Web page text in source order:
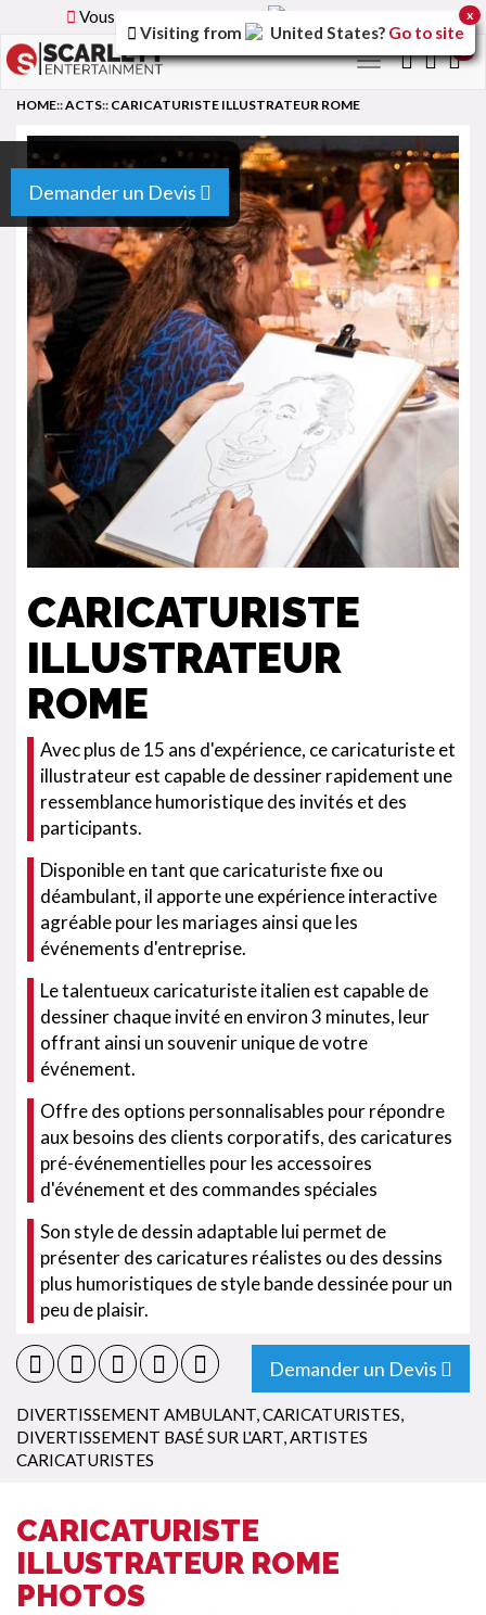
Vous parcourez la version
Toggle
Demander un Devis
HOME::ACTS:: CARICATURISTE ILLUSTRATEUR ROME
CARICATURISTE
ILLUSTRATEUR
ROME
Avec plus de 15 ans d'expérience, ce caricaturiste et
illustrateur est capable de dessiner rapidement une
ressemblance humoristique des invités et des
participants.
Disponible en tant que caricaturiste fixe ou
déambulant, il apporte une expérience interactive
agréable pour les mariages ainsi que les
événements d'entreprise.
Le talentueux caricaturiste italien est capable de
dessiner chaque invité en environ 3 minutes, leur
offrant ainsi un souvenir unique de votre
événement.
Offre des options personnalisables pour répondre
aux besoins des clients corporatifs, des caricatures
pré-événementielles pour les accessoires
d'événement et des commandes spéciales
Son style de dessin adaptable lui permet de
présenter des caricatures réalistes ou des dessins
plus humoristiques de style bande dessinée pour un
peu de plaisir.
Demander un Devis
DIVERTISSEMENT AMBULANT,CARICATURISTES,
DIVERTISSEMENT BASÉ SUR L'ART,ARTISTES
CARICATURISTES
CARICATURISTE
ILLUSTRATEUR ROME
PHOTOS
Visiting from United States? Go to site
x